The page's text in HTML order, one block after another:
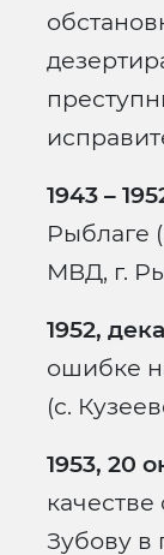
1943 –
Рыблаге
МВД, г.
1952,
ошибке
(с.
1953, 20
Зубову в